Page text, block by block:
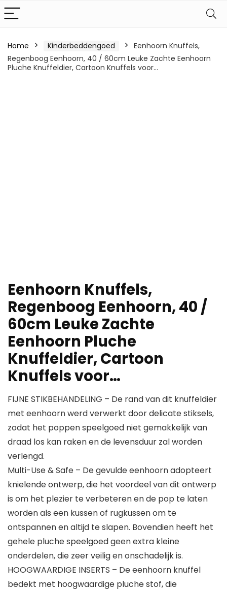
Home Kinderbeddengoed
Eenhoorn Knuffels,
Regenboog Eenhoorn, 40 / 60cm Leuke Zachte Eenhoorn
Pluche Knuffeldier, Cartoon Knuffels voor…
Eenhoorn Knuffels,
Regenboog Eenhoorn, 40 /
60cm Leuke Zachte
Eenhoorn Pluche
Knuffeldier, Cartoon
Knuffels voor…
FIJNE STIKBEHANDELING – De rand van dit knuffeldier
met eenhoorn werd verwerkt door delicate stiksels,
zodat het poppen speelgoed niet gemakkelijk van
draad los kan raken en de levensduur zal worden
verlengd.
Multi-Use & Safe – De gevulde eenhoorn adopteert
knielende ontwerp, die het voordeel van dit ontwerp
is om het plezier te verbeteren en de pop te laten
worden als een kussen of rugkussen om te
ontspannen en altijd te slapen. Bovendien heeft het
gehele pluche speelgoed geen extra kleine
onderdelen, die zeer veilig en onschadelijk is.
HOOGWAARDIGE INSERTS – De eenhoorn knuffel
bedekt met hoogwaardige pluche stof, die